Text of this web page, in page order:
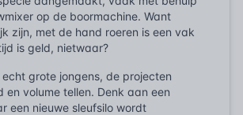
op de boormachine. Want
zijn, met de hand roeren is een vak
is geld, nietwaar?
grote jongens, de projecten
en volume tellen. Denk aan een
een nieuwe sleufsilo wordt